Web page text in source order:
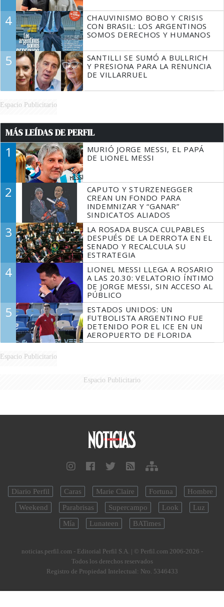
4
CHAUVINISMO BOBO Y CRISIS
CON BRASIL: LOS ARGENTINOS
SOMOS DERECHOS Y HUMANOS
5
SANTILLI SE SUMÓ A BULLRICH
Y PRESIONA PARA LA RENUNCIA
DE VILLARRUEL
Espacio Publicitario
MÁS LEÍDAS DE PERFIL
1
MURIÓ JORGE MESSI, EL PAPÁ
DE LIONEL MESSI
2
CAPUTO Y STURZENEGGER
CREAN UN FONDO PARA
INDEMNIZAR Y “GANAR”
SINDICATOS ALIADOS
3
LA ROSADA BUSCA CULPABLES
DESPUÉS DE LA DERROTA EN EL
SENADO Y RECALCULA SU
ESTRATEGIA
4
LIONEL MESSI LLEGA A ROSARIO
A LAS 20.30: VELATORIO ÍNTIMO
DE JORGE MESSI, SIN ACCESO AL
PÚBLICO
5
ESTADOS UNIDOS: UN
FUTBOLISTA ARGENTINO FUE
DETENIDO POR EL ICE EN UN
AEROPUERTO DE FLORIDA
Espacio Publicitario
Espacio Publicitario
Diario Perfil Caras Marie Claire Fortuna
Hombre
Weekend
Parabrisas Supercampo Look
Luz
Mía
Lunateen BATimes
noticias.perfil.com - Editorial Perfil S.A. | © Perfil.com 2006-2026 -
Todos los derechos reservados
Registro de Propiedad Intelectual: Nro. 5346433